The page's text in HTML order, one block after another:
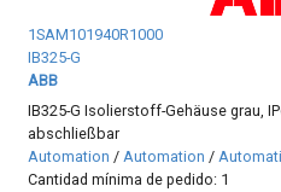
1SAM101940R1000
IB325-G
ABB
IB325-G Isolierstoff-Gehäuse grau,
abschließbar
Automation /Automation /
Cantidad mínima de pedido: 1